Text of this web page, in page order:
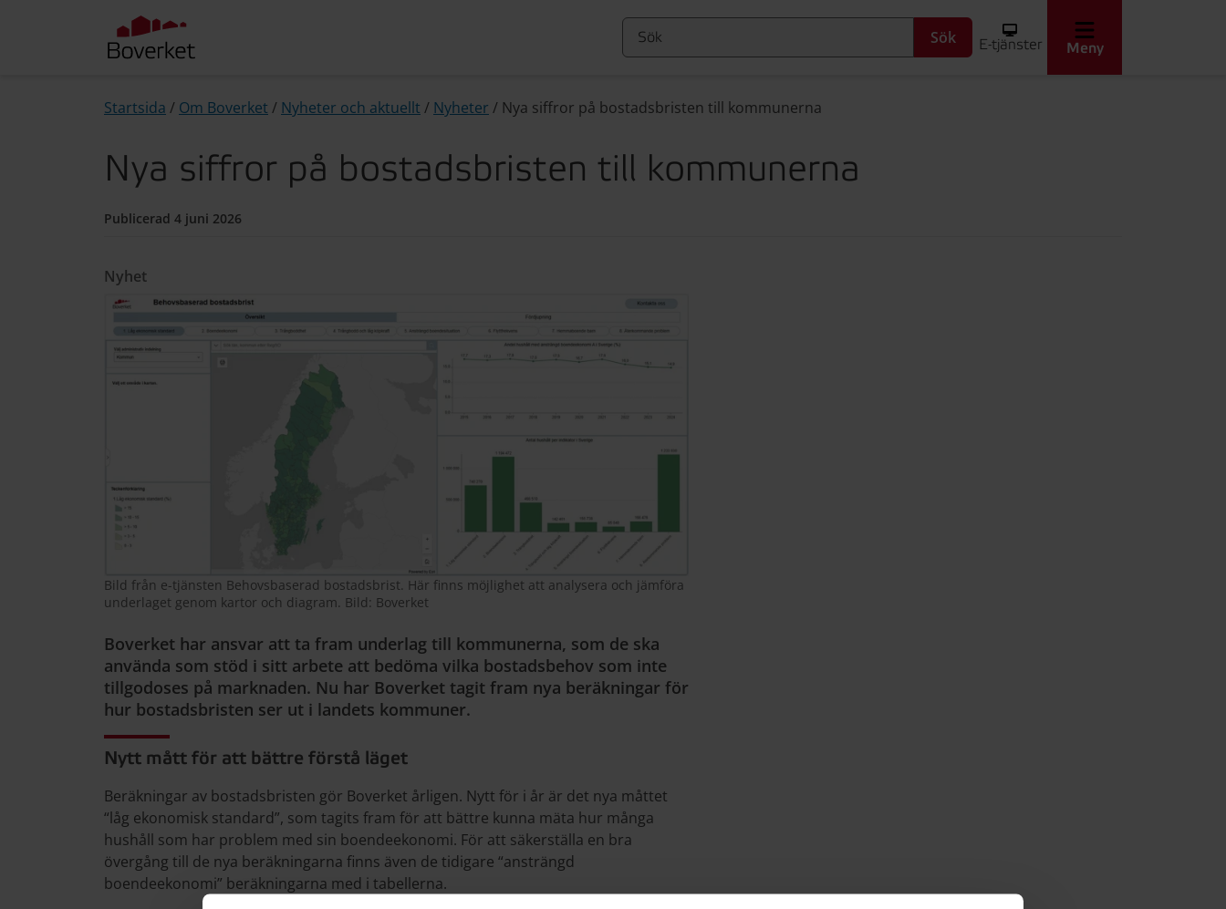
Sök E-tjänster Meny
Startsida / Om Boverket / Nyheter och aktuellt / Nyheter / Nya siffror på bostadsbristen till kommunerna
Nya siffror på bostadsbristen till kommunerna
Publicerad 4 juni 2026
Nyhet
Bild från e-tjänsten Behovsbaserad bostadsbrist. Här finns möjlighet att analysera och jämföra
underlaget genom kartor och diagram. Bild: Boverket
Boverket har ansvar att ta fram underlag till kommunerna, som de ska
använda som stöd i sitt arbete att bedöma vilka bostadsbehov som inte
tillgodoses på marknaden. Nu har Boverket tagit fram nya beräkningar för
hur bostadsbristen ser ut i landets kommuner.
Nytt mått för att bättre förstå läget
Beräkningar av bostadsbristen gör Boverket årligen. Nytt för i år är det nya måttet
“låg ekonomisk standard”, som tagits fram för att bättre kunna mäta hur många
hushåll som har problem med sin boendeekonomi. För att säkerställa en bra
övergång till de nya beräkningarna finns även de tidigare “ansträngd
boendeekonomi” beräkningarna med i tabellerna.